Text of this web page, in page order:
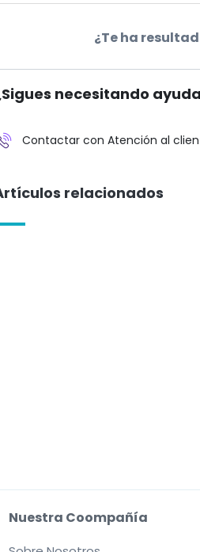
¿Te ha
necesitando
Contactar con Atención al
relacionados
Nuestra Coompañía